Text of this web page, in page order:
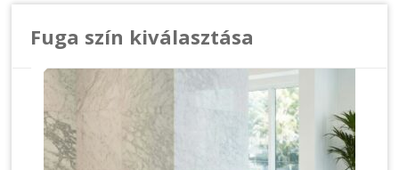
Fuga szín kiválasztása